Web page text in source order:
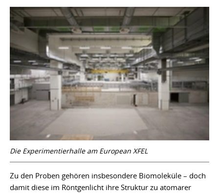
Die Experimentierhalle am European XFEL
Zu den Proben gehören insbesondere Biomoleküle – doch
damit diese im Röntgenlicht ihre Struktur zu atomarer